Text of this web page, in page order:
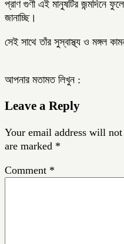
প্রাণ গুণী এই মানুষটির জন্মদিনে
জানাচ্ছি।
সেই সাথে তাঁর সুস্বাস্থ্য ও মঙ্গল
আপনার মতামত লিখুন :
Leave a Reply
Your email address will
are marked *
Comment *